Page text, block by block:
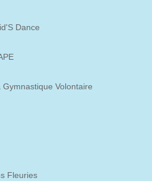
Dance
Volontaire
Fleuries